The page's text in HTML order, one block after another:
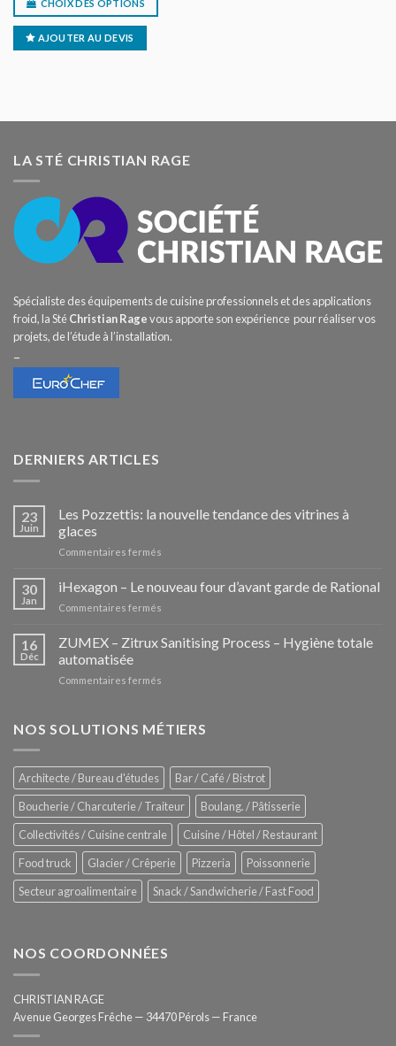
CHOIX DES OPTIONS
AJOUTER AU DEVIS
LA STÉ CHRISTIAN RAGE
Spécialiste des équipements de cuisine professionnels et des applications
froid, la StéChristian Ragevous apporte son expérience pour réaliser vos
projets, de l’étude à l’installation.
–
DERNIERS ARTICLES
23
Juin
Les Pozzettis: la nouvelle tendance des vitrines à
glaces
Commentaires fermés
Pozzettis:
la
des
30
Jan
iHexagon – Le nouveau four d’avant garde de Rational
Commentaires fermés
–
Le
de
16
Déc
ZUMEX – Zitrux Sanitising Process – Hygiène totale
automatisée
Commentaires fermés
Zitrux
–
Hygiène
totale
automatisée
NOS SOLUTIONS MÉTIERS
Architecte / Bureau d'études
Bar / Café / Bistrot
Boucherie / Charcuterie / Traiteur
Boulang. / Pâtisserie
Collectivités / Cuisine centrale
Cuisine / Hôtel / Restaurant
Food truck
Glacier / Crêperie Pizzeria
Poissonnerie
Secteur agroalimentaire
Snack / Sandwicherie / Fast Food
NOS COORDONNÉES
CHRISTIAN RAGE
Avenue Georges Frêche — 34470 Pérols — France